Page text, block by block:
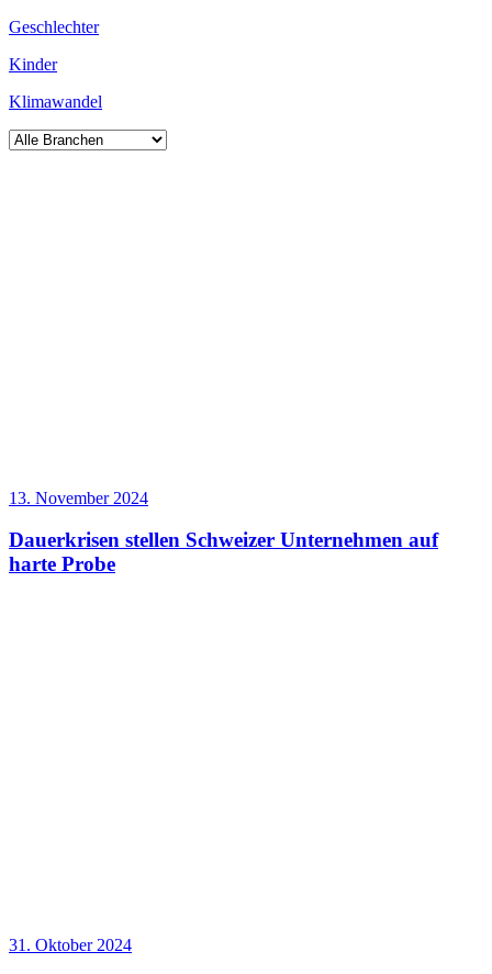
Geschlechter
Kinder
Klimawandel
13. November 2024
Dauerkrisen stellen Schweizer Unternehmen auf
harte Probe
31. Oktober 2024